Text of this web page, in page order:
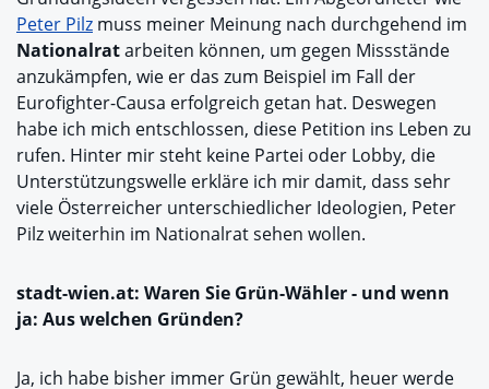
Peter Pilz muss meiner Meinung nach durchgehend im
Nationalratarbeiten können, um gegen Missstände
anzukämpfen, wie er das zum Beispiel im Fall der
Eurofighter-Causa erfolgreich getan hat. Deswegen
habe ich mich entschlossen, diese Petition ins Leben zu
rufen. Hinter mir steht keine Partei oder Lobby, die
Unterstützungswelle erkläre ich mir damit, dass sehr
viele Österreicher unterschiedlicher Ideologien, Peter
Pilz weiterhin im Nationalrat sehen wollen.
stadt-wien.at: Waren Sie Grün-Wähler - und wenn
ja: Aus welchen Gründen?
Ja, ich habe bisher immer Grün gewählt, heuer werde